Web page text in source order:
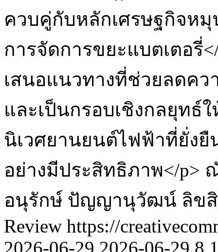
ควบคู่กับหลักเศรษฐกิจหมุ
การจัดการขยะแบตเตอรี่
เสนอแนวทางที่ช่วยลดคว
และเป็นกรอบเชิงกลยุทธ์
นิเวศยานยนต์ไฟฟ้าที่ยั่ง
อย่างมีประสิทธิภาพ</p>
อนุรักษ์ ปัญญานุวัฒน์ ลิขสิ
Review https://